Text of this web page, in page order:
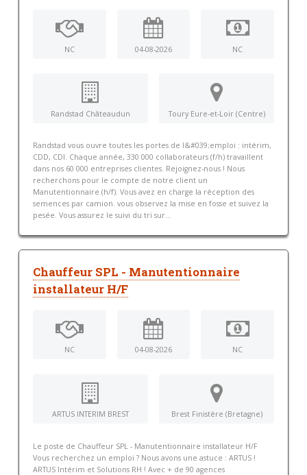
NC 04-08-2026 NC
Randstad Châteaudun Toury Eure-et-Loir (Centre)
Randstad vous ouvre toutes les portes de l&#039;emploi : intérim,
CDD, CDI. Chaque année, 330 000 collaborateurs (f/h) travaillent
dans nos 60 000 entreprises clientes. Rejoignez-nous ! Nous
recherchons pour le compte de notre client un
Manutentionnaire (h/f). Vous avez en charge la réception des
semences par camion. vous observez la mise en fosse et suivez la
pesée. Vous assurez le suivi du tri sur...
Chauffeur SPL - Manutentionnaire
installateur H/F
NC 04-08-2026 NC
ARTUS INTERIM BREST Brest Finistère (Bretagne)
Le poste de Chauffeur SPL - Manutentionnaire installateur H/F
Vous recherchez un emploi ? Nous avons une astuce : ARTUS !
ARTUS Intérim et Solutions RH ! Avec + de 90 agences